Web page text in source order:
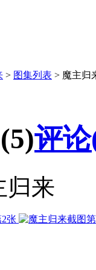
> 图集列表 > 魔主归
评
归来